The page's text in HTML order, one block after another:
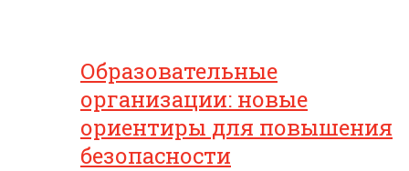
Образовательные
организации: новые
ориентиры для повышения
безопасности